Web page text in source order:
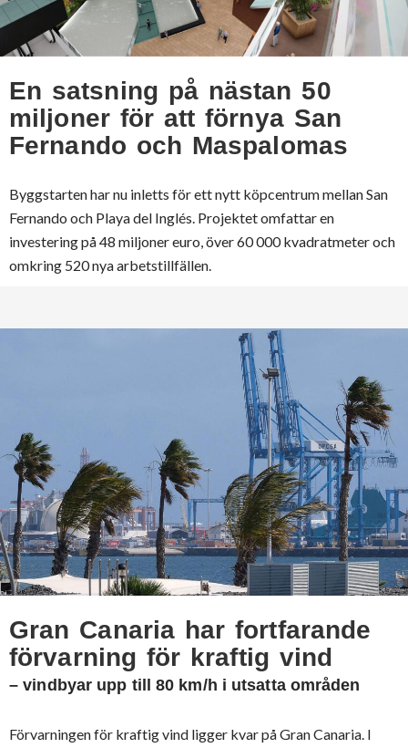
En satsning på nästan 50
miljoner för att förnya San
Fernando och Maspalomas
Byggstarten har nu inletts för ett nytt köpcentrum mellan San
Fernando och Playa del Inglés. Projektet omfattar en
investering på 48 miljoner euro, över 60 000 kvadratmeter och
omkring 520 nya arbetstillfällen.
Gran Canaria har fortfarande
förvarning för kraftig vind
– vindbyar upp till 80 km/h i utsatta områden
Förvarningen för kraftig vind ligger kvar på Gran Canaria. I